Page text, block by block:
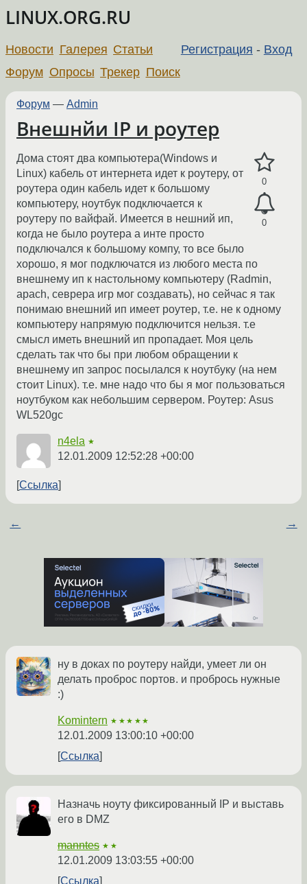
LINUX.ORG.RU
Регистрация - Вход
Новости Галерея Статьи
Форум Опросы Трекер Поиск
Форум — Admin
Внешнйи IP и роутер
0
0
Дома стоят два компьютера(Windows и
Linux) кабель от интернета идет к роутеру, от
роутера один кабель идет к большому
компьютеру, ноутбук подключается к
роутеру по вайфай. Имеется в нешний ип,
когда не было роутера а инте просто
подключался к большому компу, то все было
хорошо, я мог подключатся из любого места по
внешнему ип к настольному компьютеру (Radmin,
apach, севрера игр мог создавать), но сейчас я так
понимаю внешний ип имеет роутер, т.е. не к одному
компьютеру напрямую подключится нельзя. т.е
смысл иметь внешний ип пропадает. Моя цель
сделать так что бы при любом обращении к
внешнему ип запрос посылался к ноутбуку (на нем
стоит Linux). т.е. мне надо что бы я мог пользоваться
ноутбуком как небольшим сервером. Роутер: Asus
WL520gc
n4ela ★
12.01.2009 12:52:28 +00:00
Ссылка
← →
ну в доках по роутеру найди, умеет ли он
делать проброс портов. и пробрось нужные
:)
Komintern ★★★★★
12.01.2009 13:00:10 +00:00
Ссылка
Назначь ноуту фиксированный IP и выставь
его в DMZ
manntes ★★
12.01.2009 13:03:55 +00:00
Ссылка